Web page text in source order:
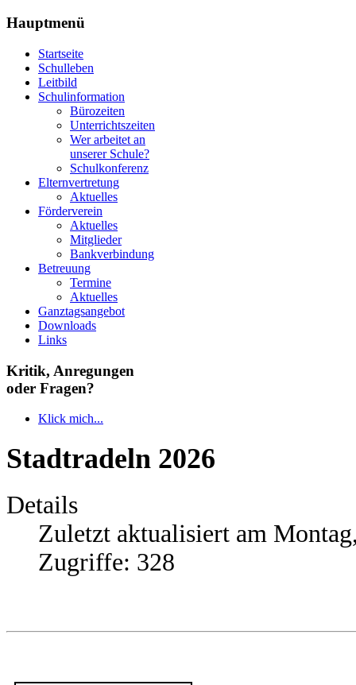
Hauptmenü
Startseite
Schulleben
Leitbild
Schulinformation
Bürozeiten
Unterrichtszeiten
Wer arbeitet an
unserer Schule?
Schulkonferenz
Elternvertretung
Aktuelles
Förderverein
Aktuelles
Mitglieder
Bankverbindung
Betreuung
Termine
Aktuelles
Ganztagsangebot
Downloads
Links
Kritik, Anregungen
oder Fragen?
Klick mich...
Stadtradeln 2026
Details
Zuletzt aktualisiert am
Zugriffe: 328